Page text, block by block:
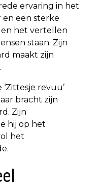
ervaring in het
een sterke
en het vertellen
staan. Zijn
maakt zijn
revuu’
bracht zijn
Zijn
hij op het
het